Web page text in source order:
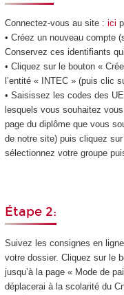
Connectez-vous au site : ici
• Créez un nouveau compte
Conservez ces identifiants
• Cliquez sur le bouton «
l’entité « INTEC » (puis clic
• Saisissez les codes des
lesquels vous souhaitez
page du diplôme que vous
de notre site) puis cliquez
sélectionnez votre groupe
Étape 2:
Suivez les consignes en
votre dossier. Cliquez sur le
jusqu’à la page « Mode de
déplacerai à la scolarité du